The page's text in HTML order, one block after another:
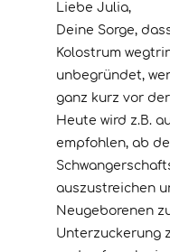
Liebe Julia,
Deine Sorge,
Kolostrum
unbegründet,
ganz kurz vor
Heute wird z.B.
empfohlen, ab
auszustreichen
Neugeborenen
Unterzuckerung